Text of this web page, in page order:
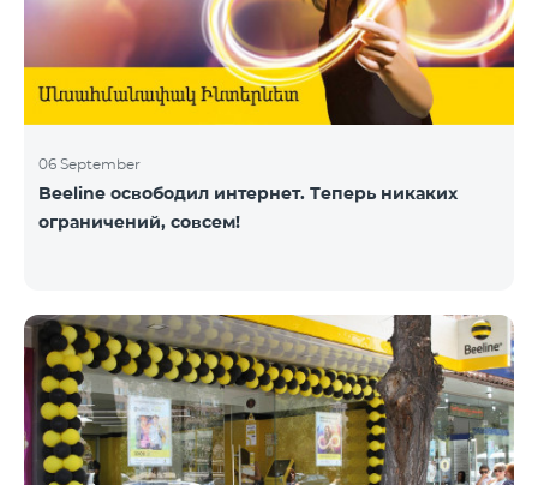
06 September
Beeline освободил интернет. Теперь никаких
ограничений, совсем!